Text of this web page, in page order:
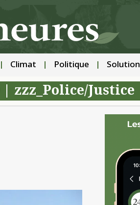
Climat Politique Solution
zzz_Police/Justice